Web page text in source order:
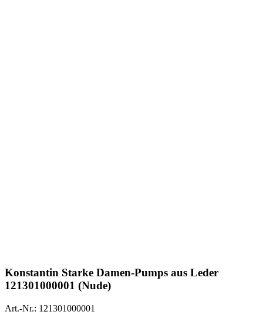
Konstantin Starke Damen-Pumps aus Leder
121301000001 (Nude)
Art.-Nr.: 121301000001